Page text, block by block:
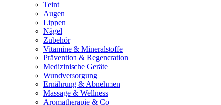
Teint
Augen
Lippen
Nägel
Zubehör
Vitamine & Mineralstoffe
Prävention & Regeneration
Medizinische Geräte
Wundversorgung
Ernährung & Abnehmen
Massage & Wellness
Aromatherapie & Co.